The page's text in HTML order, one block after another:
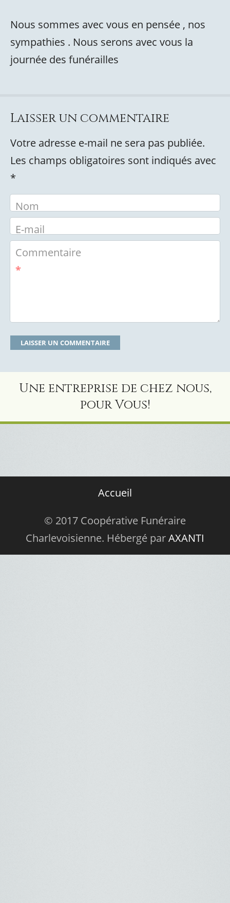
Nous sommes avec vous en pensée , nos
sympathies . Nous serons avec vous la
journée des funérailles
Laisser un commentaire
Votre adresse e-mail ne sera pas publiée.
Les champs obligatoires sont indiqués avec
*
Nom
E-mail
Commentaire
*
Une entreprise de chez nous,
pour Vous!
Accueil
© 2017 Coopérative Funéraire
Charlevoisienne. Hébergé parAXANTI